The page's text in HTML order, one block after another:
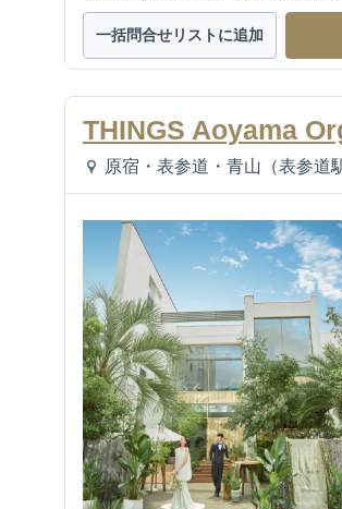
一括問合せリストに追加
THINGS Aoyama
原宿・表参道・青山（表参道